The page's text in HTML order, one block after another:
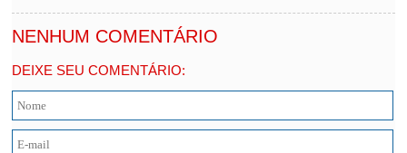
NENHUM COMENTÁRIO
DEIXE SEU COMENTÁRIO: